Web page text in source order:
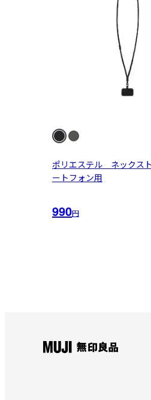
ポリエステル ネックス
ートフォン用
990円